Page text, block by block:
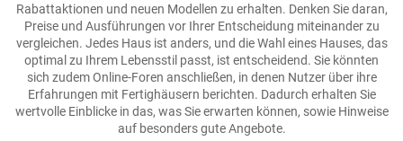
Rabattaktionen und neuen Modellen zu erhalten. Denken Sie daran,
Preise und Ausführungen vor Ihrer Entscheidung miteinander zu
vergleichen. Jedes Haus ist anders, und die Wahl eines Hauses, das
optimal zu Ihrem Lebensstil passt, ist entscheidend. Sie könnten
sich zudem Online-Foren anschließen, in denen Nutzer über ihre
Erfahrungen mit Fertighäusern berichten. Dadurch erhalten Sie
wertvolle Einblicke in das, was Sie erwarten können, sowie Hinweise
auf besonders gute Angebote.